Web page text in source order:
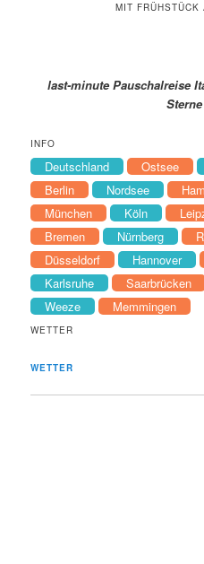
MIT
last-minute Pauschalreise
INFO
Deutschland Ostsee
Berlin
Nordsee
München
Köln
Bremen
Nürnberg
Düsseldorf
Hannover
Karlsruhe
Saarbrücken
Weeze
Memmingen
WETTER
WETTER